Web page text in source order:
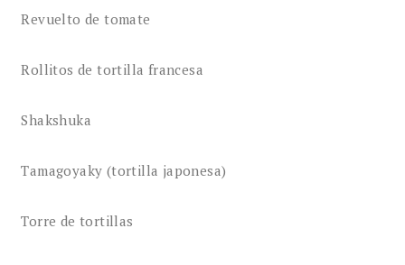
Revuelto de tomate
Rollitos de tortilla francesa
Shakshuka
Tamagoyaky (tortilla japonesa)
Torre de tortillas